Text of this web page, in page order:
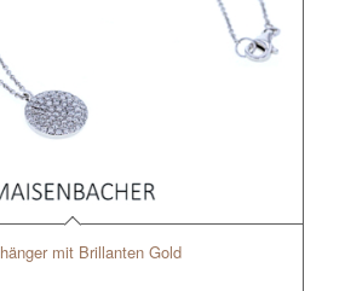
mit Brillanten Gold